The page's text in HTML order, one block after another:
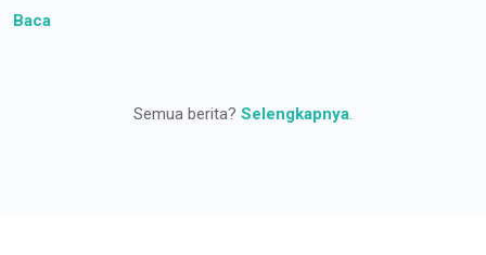
Baca
Semua berita? Selengkapnya